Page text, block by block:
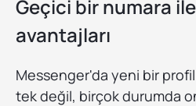
Geçici bir numara
avantajları
Messenger'da yeni bir
tek değil, birçok durumda